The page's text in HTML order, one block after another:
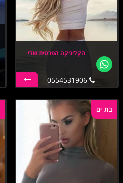
הקליניקה הפרטית שלי
0554531906
בת ים